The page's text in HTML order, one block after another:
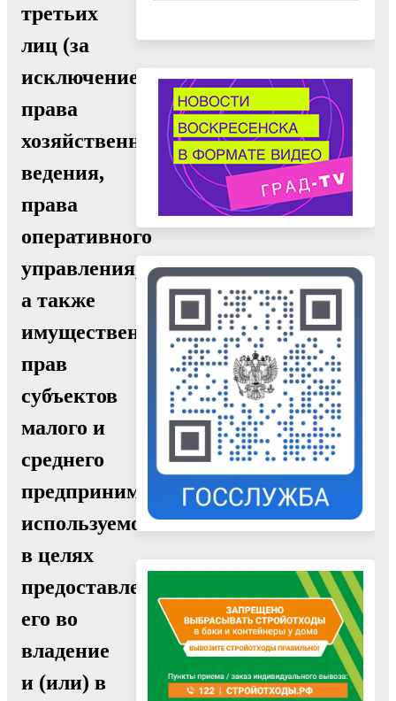
третьих
лиц (за
исключением
права
хозяйственного
ведения,
права
оперативного
управления,
а также
имущественных
прав
субъектов
малого и
среднего
предпринимательства),
используемого
в целях
предоставления
его во
владение
и (или) в